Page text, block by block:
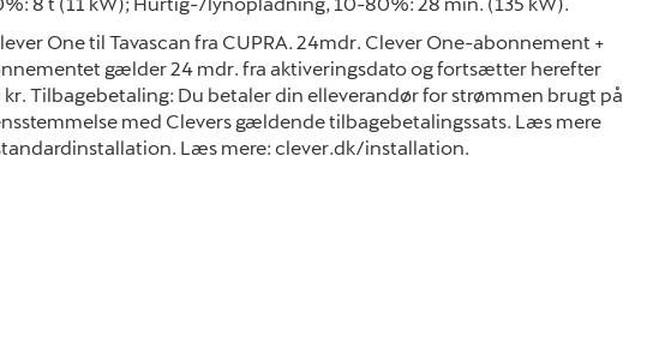
One til Tavascan fra CUPRA. 24mdr. Clever One-abonnement +
gælder 24 mdr. fra aktiveringsdato og fortsætter herefter
Tilbagebetaling: Du betaler din elleverandør for strømmen brugt på
med Clevers gældende tilbagebetalingssats. Læs mere
Læs mere: clever.dk/installation.